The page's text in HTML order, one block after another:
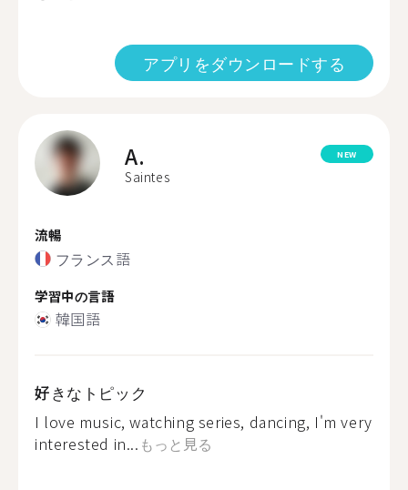
アプリをダウンロードする
A.
Saintes
NEW
流暢
フランス語
学習中の言語
韓国語
好きなトピック
I love music, watching series, dancing, I'm very
interested in... もっと見る